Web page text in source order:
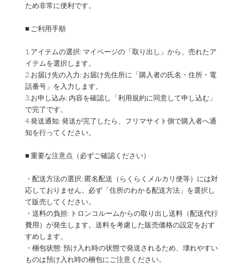
ため非常に便利です。
■ ご利用手順
1.アイテムの選択: マイページの「取り出し」から、売れたア
イテムを選択します。
2.お届け先の入力: お届け先住所に「購入者の氏名・住所・電
話番号」を入力します。
3.お申し込み: 内容を確認し「利用規約に同意して申し込む」
で完了です。
4.発送通知: 発送が完了したら、フリマサイト側で購入者へ通
知を行ってください。
■ 重要な注意点（必ずご確認ください）
・配送方法の選択: 匿名配送（らくらくメルカリ便等）には対
応しておりません。必ず「住所のわかる配送方法」を選択し
て販売してください。
・送料の負担: トロンコルームからの取り出し送料（配送代行
費用）が発生します。送料を考慮した販売価格の設定をおす
すめします。
・梱包状態: 預け入れ時の状態で発送されるため、壊れやすい
ものは預け入れ時の梱包にご注意ください。